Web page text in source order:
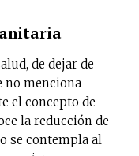
de dejar de
no menciona
el concepto de
la reducción de
se contempla al